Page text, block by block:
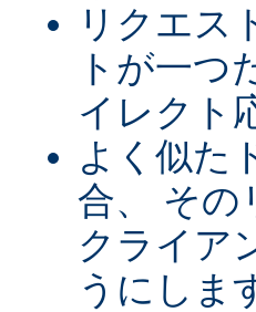
リクエス
トが一つ
イレクト
よく似た
合、 その
クライア
うにしま